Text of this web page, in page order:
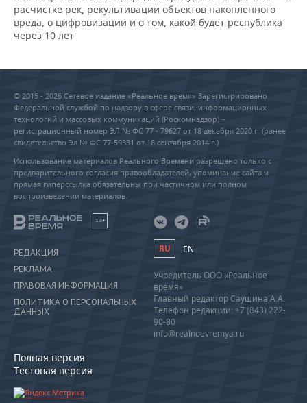
расчистке рек, рекультивации объектов накопленного
вреда, о цифровизации и о том, какой будет республика
через 10 лет
© 2015 - 2026 Сетевое издание «Реальное время» Зарегистрировано
Федеральной службой по надзору в сфере связи, информационных
технологий и массовых коммуникаций (Роскомнадзор) –
регистрационный номер ЭЛ № ФС 77 - 79627 от 18 декабря 2020 г. (ранее
свидетельство Эл № ФС 77-59331 от 18 сентября 2014 г.)
Использование материалов Реального Времени разрешено только с
предварительного согласия правообладателей, упоминание сайта и
прямая гиперссылка обязательны при частичном или полном
воспроизведении материалов.
18+
РЕДАКЦИЯ
РЕКЛАМА
ПРАВОВАЯ ИНФОРМАЦИЯ
ПОЛИТИКА О ПЕРСОНАЛЬНЫХ
ДАННЫХ
Полная версия
Тестовая версия
RU EN
Учредитель ООО «Реальное
время»
Главный редактор Саушина А.А.
Телефон редакции: +7 (843) 222-
90-80
info@realnoevremya.ru